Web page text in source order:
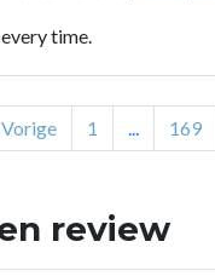
time.
Vorige 1 169
review